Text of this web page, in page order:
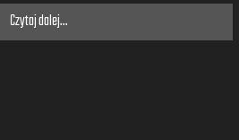
Czytaj dalej...